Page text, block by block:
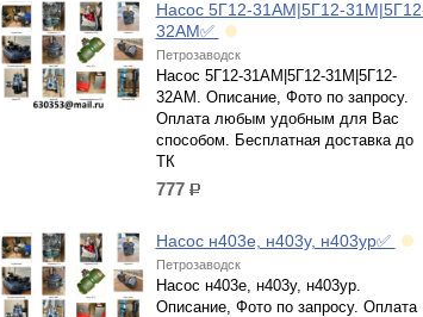
Насос 5Г12-31АМ|5Г12-
32АМ✅
Петрозаводск
Насос 5Г12-31АМ|5Г12-31М|5Г12-
32АМ. Описание, Фото по запросу.
Оплата любым удобным для Вас
способом. Бесплатная доставка до
ТК
777 р.
Насос н403е, н403у, н403ур✅
Петрозаводск
Насос н403е, н403у, н403ур.
Описание, Фото по запросу. Оплата